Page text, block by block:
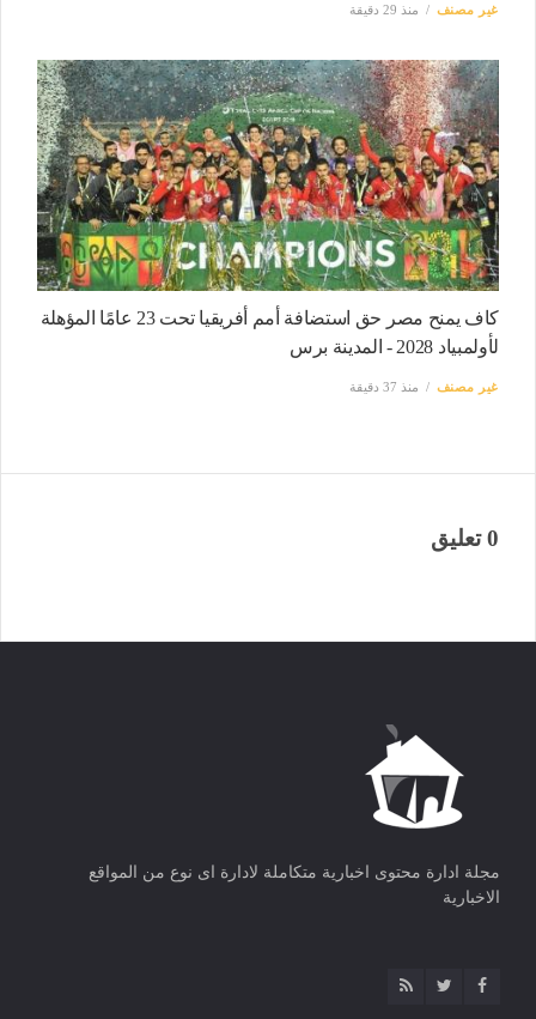
غير مصنف منذ 29 دقيقة
كاف يمنح مصر حق استضافة أمم أفريقيا تحت 23 عامًا المؤهلة
لأولمبياد 2028 - المدينة برس
غير مصنف منذ 37 دقيقة
0 تعليق
مجلة ادارة محتوى اخبارية متكاملة لادارة اى نوع من المواقع
الاخبارية